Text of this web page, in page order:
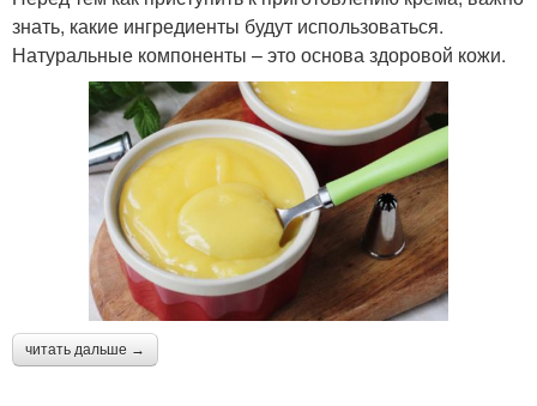
знать, какие ингредиенты будут использоваться.
Натуральные компоненты – это основа здоровой кожи.
читать дальше →